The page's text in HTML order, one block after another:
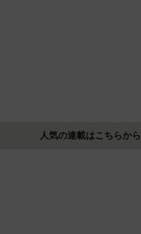
人気の連載はこちらから